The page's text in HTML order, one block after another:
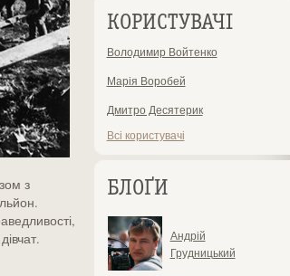
КОРИСТУВАЧІ
Володимир Войтенко
Марія Воробей
Дмитро Десятерик
Всі користувачі
БЛОҐИ
Андрій
Грудницький
з